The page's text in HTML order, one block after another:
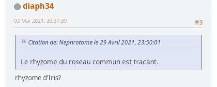
diaph34
#3
03 Mai 2021, 20:37:39
Citation de: Nephrotome le 29 Avril 2021, 23:50:01
Le rhyzome du roseau commun est tracant.
rhyzome d'Iris?